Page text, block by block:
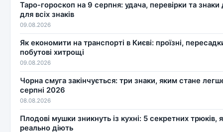
Таро-гороскоп на 9 серпня: удача, перевірки та знаки
для всіх знаків
09.08.2026
Як економити на транспорті в Києві: проїзні,
побутові хитрощі
09.08.2026
Чорна смуга закінчується: три знаки, яким стане
серпні 2026
08.08.2026
Плодові мушки зникнуть із кухні: 5 секретних трюків,
реально діють